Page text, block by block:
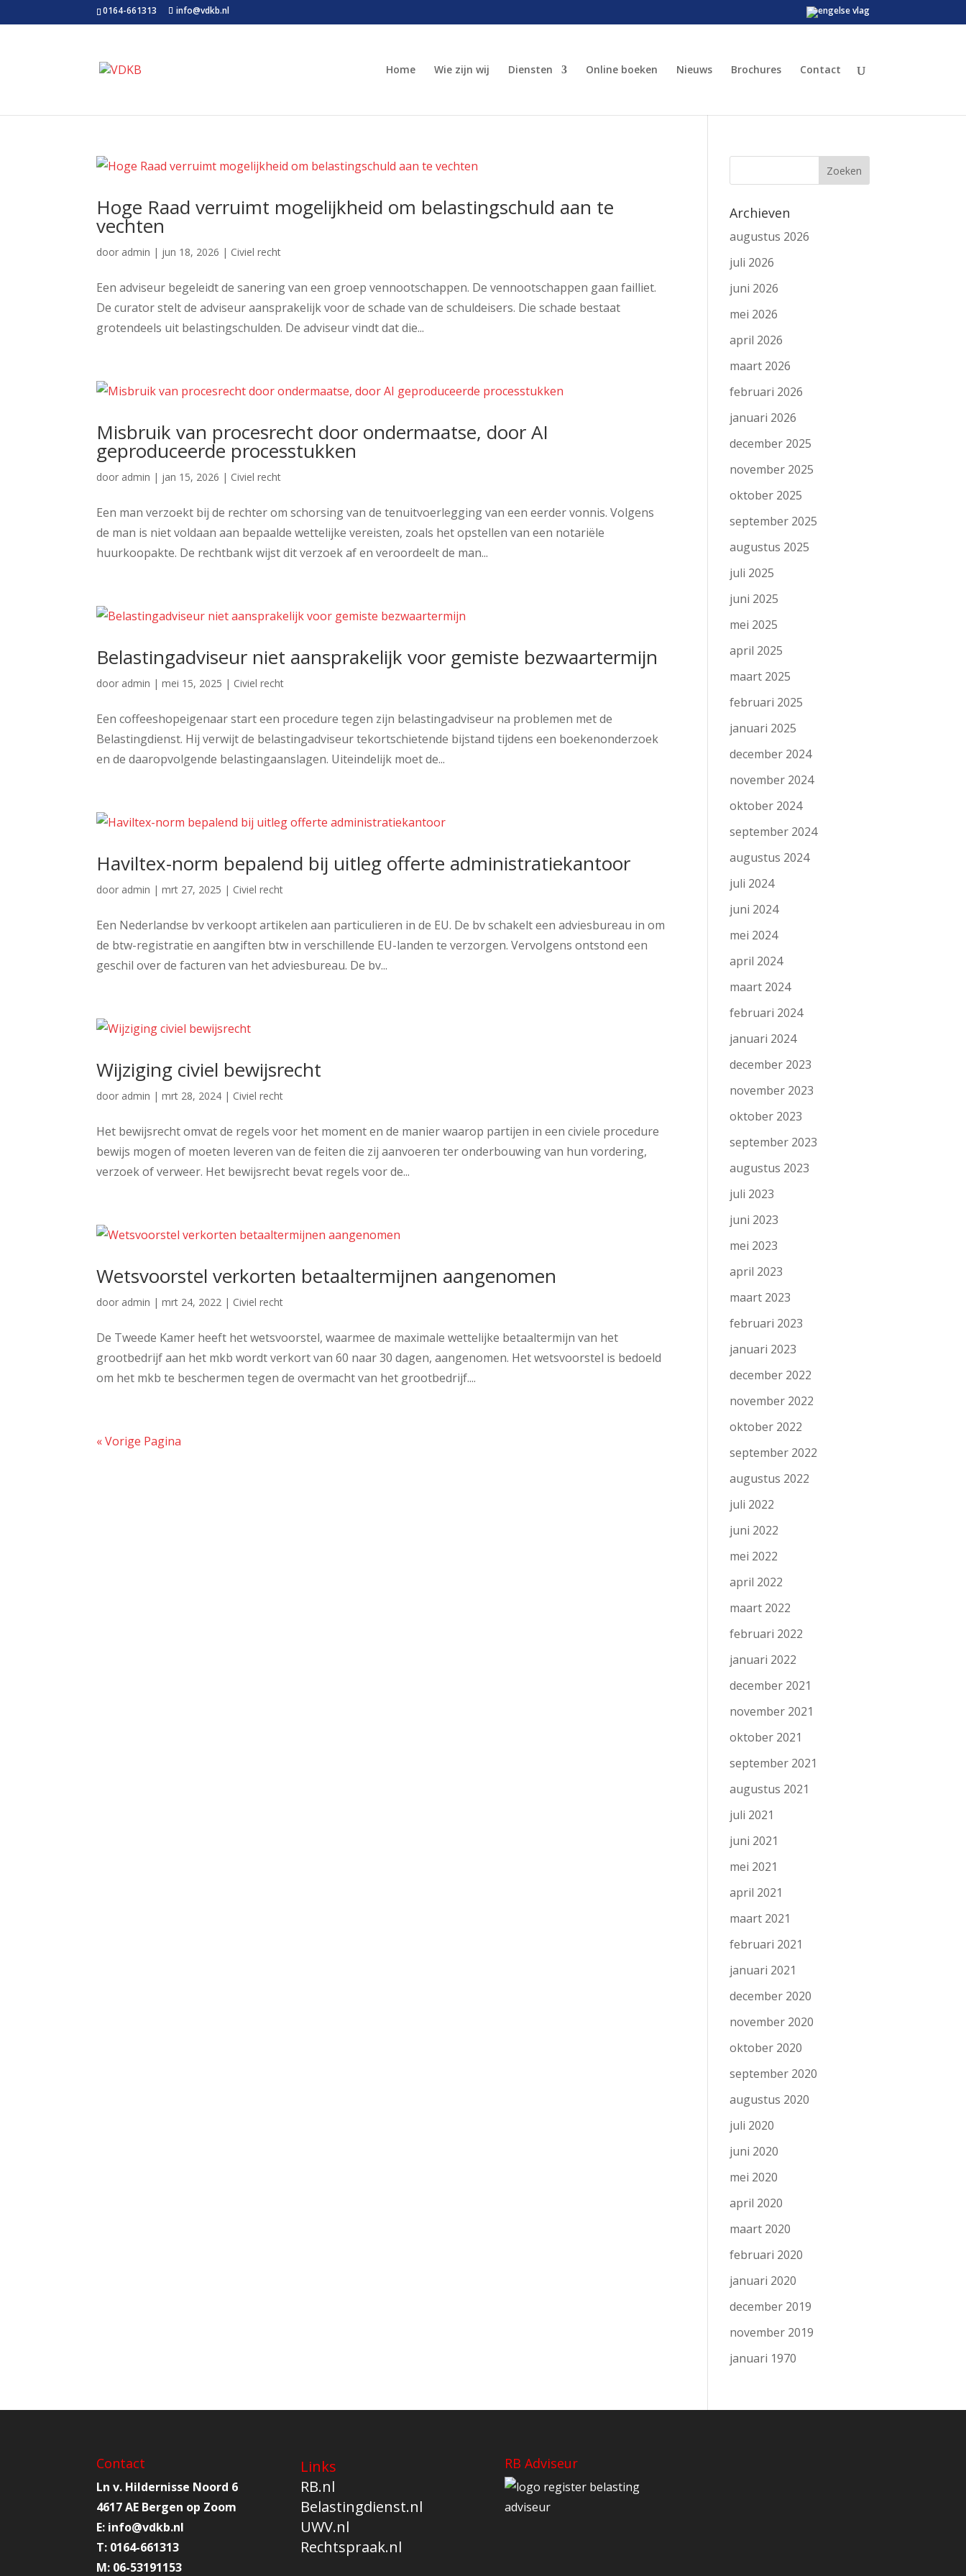
0164-661313 info@vdkb.nl
Home Wie zijn wij Diensten Online boeken Nieuws Brochures Contact
Hoge Raad verruimt mogelijkheid om belastingschuld aan te
vechten
door admin | jun 18, 2026 | Civiel recht
Een adviseur begeleidt de sanering van een groep vennootschappen. De vennootschappen gaan failliet.
De curator stelt de adviseur aansprakelijk voor de schade van de schuldeisers. Die schade bestaat
grotendeels uit belastingschulden. De adviseur vindt dat die...
Misbruik van procesrecht door ondermaatse, door AI
geproduceerde processtukken
door admin | jan 15, 2026 | Civiel recht
Een man verzoekt bij de rechter om schorsing van de tenuitvoerlegging van een eerder vonnis. Volgens
de man is niet voldaan aan bepaalde wettelijke vereisten, zoals het opstellen van een notariële
huurkoopakte. De rechtbank wijst dit verzoek af en veroordeelt de man...
Belastingadviseur niet aansprakelijk voor gemiste bezwaartermijn
door admin |mei 15, 2025 | Civiel recht
Een coffeeshopeigenaar start een procedure tegen zijn belastingadviseur na problemen met de
Belastingdienst. Hij verwijt de belastingadviseur tekortschietende bijstand tijdens een boekenonderzoek
en de daaropvolgende belastingaanslagen. Uiteindelijk moet de...
Haviltex-norm bepalend bij uitleg offerte administratiekantoor
door admin |mrt 27, 2025 | Civiel recht
Een Nederlandse bv verkoopt artikelen aan particulieren in de EU. De bv schakelt een adviesbureau in om
de btw-registratie en aangiften btw in verschillende EU-landen te verzorgen. Vervolgens ontstond een
geschil over de facturen van het adviesbureau. De bv...
Wijziging civiel bewijsrecht
door admin |mrt 28, 2024 | Civiel recht
Het bewijsrecht omvat de regels voor het moment en de manier waarop partijen in een civiele procedure
bewijs mogen of moeten leveren van de feiten die zij aanvoeren ter onderbouwing van hun vordering,
verzoek of verweer. Het bewijsrecht bevat regels voor de...
Wetsvoorstel verkorten betaaltermijnen aangenomen
door admin |mrt 24, 2022 | Civiel recht
De Tweede Kamer heeft het wetsvoorstel, waarmee de maximale wettelijke betaaltermijn van het
grootbedrijf aan het mkb wordt verkort van 60 naar 30 dagen, aangenomen. Het wetsvoorstel is bedoeld
om het mkb te beschermen tegen de overmacht van het grootbedrijf....
« Vorige Pagina
Archieven
augustus 2026
juli 2026
juni 2026
mei 2026
april 2026
maart 2026
februari 2026
januari 2026
december 2025
november 2025
oktober 2025
september 2025
augustus 2025
juli 2025
juni 2025
mei 2025
april 2025
maart 2025
februari 2025
januari 2025
december 2024
november 2024
oktober 2024
september 2024
augustus 2024
juli 2024
juni 2024
mei 2024
april 2024
maart 2024
februari 2024
januari 2024
december 2023
november 2023
oktober 2023
september 2023
augustus 2023
juli 2023
juni 2023
mei 2023
april 2023
maart 2023
februari 2023
januari 2023
december 2022
november 2022
oktober 2022
september 2022
augustus 2022
juli 2022
juni 2022
mei 2022
april 2022
maart 2022
februari 2022
januari 2022
december 2021
november 2021
oktober 2021
september 2021
augustus 2021
juli 2021
juni 2021
mei 2021
april 2021
maart 2021
februari 2021
januari 2021
december 2020
november 2020
oktober 2020
september 2020
augustus 2020
juli 2020
juni 2020
mei 2020
april 2020
maart 2020
februari 2020
januari 2020
december 2019
november 2019
januari 1970
Contact
Ln v. Hildernisse Noord 6
4617 AE Bergen op Zoom
E: info@vdkb.nl
T: 0164-661313
M: 06-53191153
Links
RB.nl
Belastingdienst.nl
UWV.nl
Rechtspraak.nl
RB Adviseur